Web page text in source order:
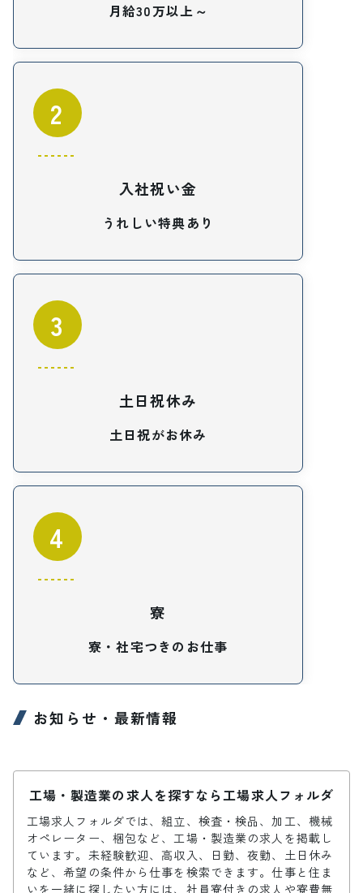
月給30万以上～
2
入社祝い金
うれしい特典あり
3
土日祝休み
土日祝がお休み
4
寮
寮・社宅つきのお仕事
お知らせ・最新情報
工場・製造業の求人を探すなら工場求人フォルダ
工場求人フォルダでは、組立、検査・検品、加工、機械
オペレーター、梱包など、工場・製造業の求人を掲載し
ています。未経験歓迎、高収入、日勤、夜勤、土日休み
など、希望の条件から仕事を検索できます。仕事と住ま
いを一緒に探したい方には、社員寮付きの求人や寮費無